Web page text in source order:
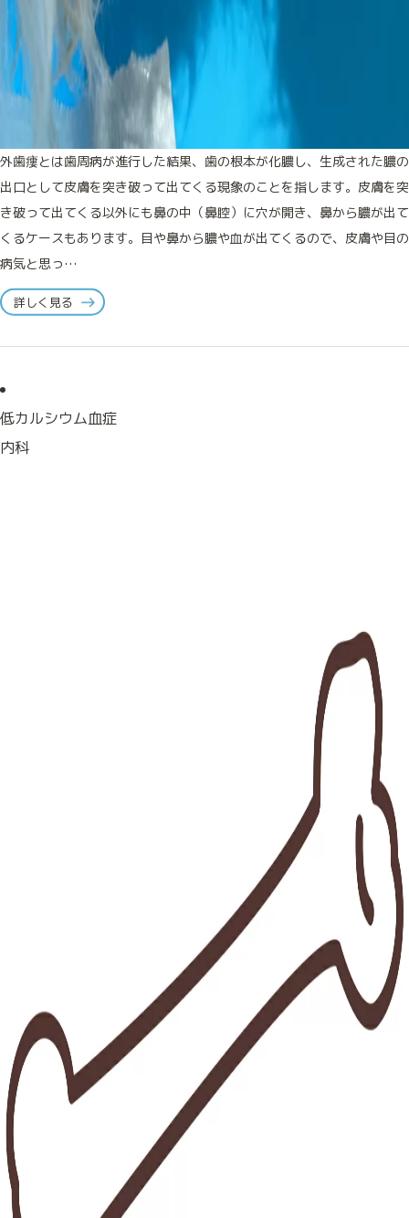
外歯瘻とは歯周病が進行した結果、歯の根本が化膿し、生成された膿の
出口として皮膚を突き破って出てくる現象のことを指します。皮膚を突
き破って出てくる以外にも鼻の中（鼻腔）に穴が開き、鼻から膿が出て
くるケースもあります。目や鼻から膿や血が出てくるので、皮膚や目の
病気と思っ…
詳しく見る
低カルシウム血症
内科